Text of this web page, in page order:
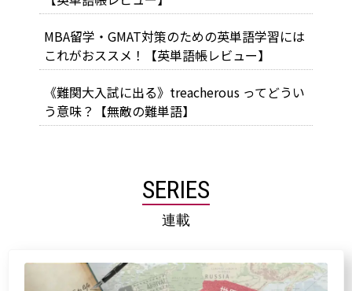
MBA留学・GMAT対策のための英単語学習には
これがおススメ！【英単語帳レビュー】
《難関大入試に出る》treacherous ってどうい
う意味？【無敵の難単語】
SERIES
連載